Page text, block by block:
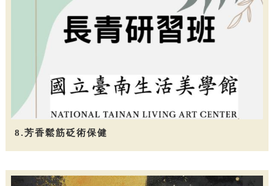
8.芳香鬆筋砭術保健